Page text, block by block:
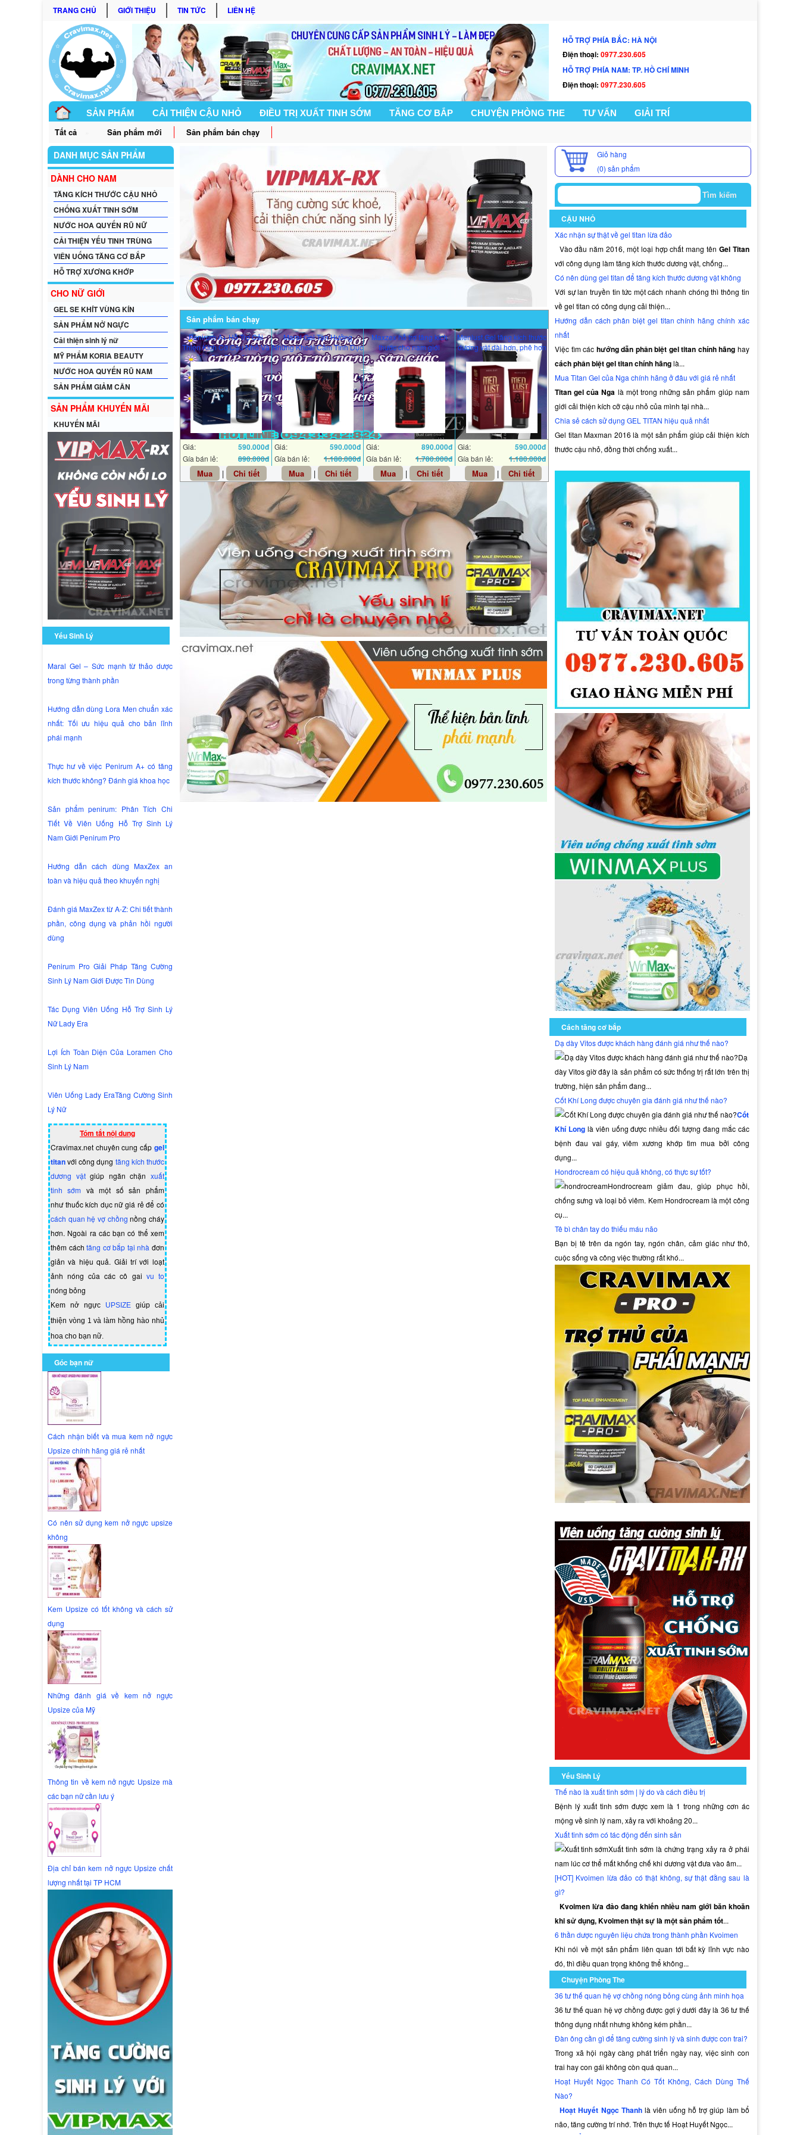
TRANG CHỦ GIỚI THIỆU TIN TỨC LIÊN HỆ
HỖ TRỢ PHÍA BẮC: HÀ NỘI
Điện thoại: 0977.230.605
HỖ TRỢ PHÍA NAM: TP. HỒ CHÍ MINH
Điện thoại: 0977.230.605
SẢN PHẨM CẢI THIỆN CẬU NHỎ ĐIỀU TRỊ XUẤT TINH SỚM TĂNG CƠ BẮP CHUYỆN PHÒNG THE TƯ VẤN GIẢI TRÍ
GÓC BẠN NỮ
Tất cả Sản phẩm mới Sản phẩm bán chạy
DANH MỤC SẢN PHẨM
DÀNH CHO NAM
TĂNG KÍCH THƯỚC CẬU NHỎ
CHỐNG XUẤT TINH SỚM
NƯỚC HOA QUYẾN RŨ NỮ
CẢI THIỆN YẾU TINH TRÙNG
VIÊN UỐNG TĂNG CƠ BẮP
HỖ TRỢ XƯƠNG KHỚP
CHO NỮ GIỚI
GEL SE KHÍT VÙNG KÍN
SẢN PHẨM NỞ NGỰC
Cải thiện sinh lý nữ
MỸ PHẨM KORIA BEAUTY
NƯỚC HOA QUYẾN RŨ NAM
SẢN PHẨM GIẢM CÂN
SẢN PHẨM KHUYẾN MÃI
KHUYẾN MÃI
Yếu Sinh Lý
Maral Gel – Sức mạnh từ thảo dược
trong từng thành phần
Hướng dẫn dùng Lora Men chuẩn xác
nhất: Tối ưu hiệu quả cho bản lĩnh
phái mạnh
Thực hư về việc Penirum A+ có tăng
kích thước không? Đánh giá khoa học
Sản phẩm penirum: Phân Tích Chi
Tiết Về Viên Uống Hỗ Trợ Sinh Lý
Nam Giới Penirum Pro
Hướng dẫn cách dùng MaxZex an
toàn và hiệu quả theo khuyến nghị
Đánh giá MaxZex từ A-Z: Chi tiết thành
phần, công dụng và phản hồi người
dùng
Penirum Pro Giải Pháp Tăng Cường
Sinh Lý Nam Giới Được Tin Dùng
Tác Dụng Viên Uống Hỗ Trợ Sinh Lý
Nữ Lady Era
Lợi Ích Toàn Diện Của Loramen Cho
Sinh Lý Nam
Viên Uống Lady EraTăng Cường Sinh
Lý Nữ
Tóm tắt nội dung
Cravimax.net chuyên cung cấp gel
titanvới công dụng tăng kích thước
dương vậtgiúp ngăn chặn xuất
tinh sớm và một số sản phẩm
nhưthuốc kích dục nữ giá rẻđể có
cách quan hệ vợ chồng nồng cháy
hơn. Ngoài ra các bạn có thể xem
thêm cáchtăng cơ bắp tại nhà đơn
giản và hiệu quả. Giải trí với loạt
ảnh nóng của các cô gai vu to
nóng bỏng
Kem nở ngực UPSIZEgiúp cải
thiện vòng 1 và làm hồng hào nhủ
hoa cho bạn nữ.
Góc bạn nữ
Cách nhận biết và mua kem nở ngực
Upsize chính hãng giá rẻ nhất
Có nên sử dụng kem nở ngực upsize
không
Kem Upsize có tốt không và cách sử
dụng
Những đánh giá về kem nở ngực
Upsize của Mỹ
Thông tin về kem nở ngực Upsize mà
các bạn nữ cần lưu ý
Địa chỉ bán kem nở ngực Upsize chất
lượng nhất tại TP HCM
Sản phẩm bán chạy
Penirum A+ Hỗ Trợ Cải
Thiện Kích Cỡ Cậu Nhỏ Và
Kéo Dài Thời Gian
Giá: 590.000đ
Gía bán lẻ: 890.000đ
Mua | Chi tiết
Maral Gel Tận Hưởng
Những Khoái Cảm Tình Dục
Giá: 590.000đ
Gía bán lẻ: 1.180.000đ
Mua | Chi tiết
Maxzex hỗ trợ tăng kích
thước cho nam giới
Giá: 890.000đ
Gía bán lẻ: 1.780.000đ
Mua | Chi tiết
Menlust Gel tăng kích thước
dương vật dài hơn, phê hơn
Giá: 590.000đ
Gía bán lẻ: 1.180.000đ
Mua | Chi tiết
Giỏ hàng
(0) sản phẩm
CẬU NHỎ
Xác nhận sự thật về gel titan lừa đảo
Vào đầu năm 2016, một loại hợp chất mang tên Gel Titan
với công dụng làm tăng kích thước dương vật, chống...
Có nên dùng gel titan để tăng kích thước dương vật không
Với sự lan truyền tin tức một cách nhanh chóng thì thông tin
về gel titan có công dụng cải thiện...
Hướng dẫn cách phân biệt gel titan chính hãng chính xác
nhất
Việc tìm các hướng dẫn phân biệt gel titan chính hãng hay
cách phân biệt gel titan chính hãnglà...
Mua Titan Gel của Nga chính hãng ở đâu với giá rẻ nhất
Titan gel của Nga là một trong những sản phẩm giúp nam
giới cải thiện kích cỡ cậu nhỏ của mình tại nhà...
Chia sẻ cách sử dụng GEL TITAN hiệu quả nhất
Gel titan Maxman 2016 là một sản phẩm giúp cải thiện kích
thước cậu nhỏ, đồng thời chống xuất...
Cách tăng cơ bắp
Dạ dày Vitos được khách hàng đánh giá như thế nào?
Dạ
dày Vitos giờ đây là sản phẩm có sức thống trị rất lớn trên thị
trường, hiện sản phẩm đang...
Cốt Khí Long được chuyên gia đánh giá như thế nào?
Cốt
Khí Longlà viên uống được nhiều đối tượng đang mắc các
bệnh đau vai gáy, viêm xương khớp tìm mua bởi công
dụng...
Hondrocream có hiệu quả không, có thực sự tốt?
Hondrocream giảm đau, giúp phục hồi,
chống sưng và loại bỏ viêm. Kem Hondrocream là một công
cụ...
Tê bì chân tay do thiếu máu não
Bạn bị tê trên da ngón tay, ngón chân, cảm giác như thô,
cuộc sống và công việc thường rất khó...
Yếu Sinh Lý
Thế nào là xuất tinh sớm | lý do và cách điều trị
Bệnh lý xuất tinh sớm được xem là 1 trong những cơn ác
mộng về sinh lý nam, xảy ra với khoảng 20...
Xuất tinh sớm có tác động đến sinh sản
Xuất tinh sớm là chứng trạng xảy ra ở phái
nam lúc cơ thể mất khống chế khi dương vật đưa vào âm...
[HOT] Kvoimen lừa đảo có thật không, sự thật đằng sau là
gì?
Kvoimen lừa đảo đang khiến nhiều nam giới băn khoăn
khi sử dụng, Kvoimen thật sự là một sản phẩm tốt...
6 thần dược nguyên liệu chứa trong thành phần Kvoimen
Khi nói về một sản phẩm liên quan tới bất kỳ lĩnh vực nào
đó, thì điều quan trọng không thể không...
Chuyện Phòng The
36 tư thế quan hệ vợ chồng nóng bỏng cùng ảnh minh họa
36 tư thế quan hệ vợ chồng được gợi ý dưới đây là 36 tư thế
thông dụng nhất nhưng không kém phần...
Đàn ông cần gì để tăng cường sinh lý và sinh được con trai?
Trong xã hội ngày càng phát triển ngày nay, việc sinh con
trai hay con gái không còn quá quan...
Hoạt Huyết Ngọc Thanh Có Tốt Không, Cách Dùng Thế
Nào?
Hoạt Huyết Ngọc Thanhlà viên uống hỗ trợ giúp làm bổ
não, tăng cường trí nhớ. Trên thực tế Hoạt Huyết Ngọc...